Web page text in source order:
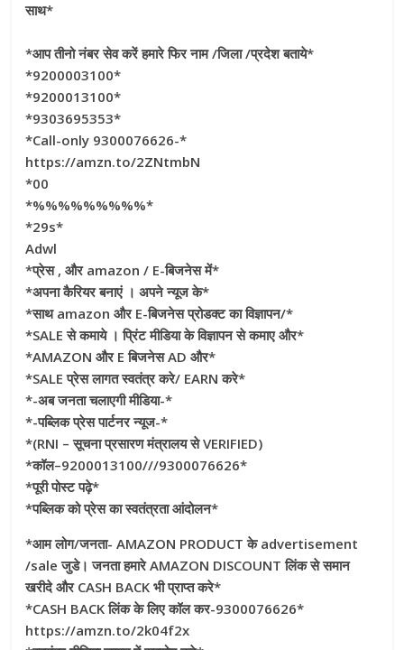
साथ*
*आप तीनो नंबर सेव करें हमारे फिर नाम /जिला /प्रदेश बताये*
*9200003100*
*9200013100*
*9303695353*
*Call-only 9300076626-*
https://amzn.to/2ZNtmbN
*00
*%%%%%%%%%*
*29s*
Adwl
*प्रेस , और amazon / E-बिजनेस में*
*अपना कैरियर बनाएं । अपने न्यूज के*
*साथ amazon और E-बिजनेस प्रोडक्ट का विज्ञापन/*
*SALE से कमाये । प्रिंट मीडिया के विज्ञापन से कमाए और*
*AMAZON और E बिजनेस AD और*
*SALE प्रेस लागत स्वतंत्र करे/ EARN करे*
*-अब जनता चलाएगी मीडिया-*
*-पब्लिक प्रेस पार्टनर न्यूज-*
*(RNI – सूचना प्रसारण मंत्रालय से VERIFIED)
*कॉल–9200013100///9300076626*
*पूरी पोस्ट पढ़े*
*पब्लिक को प्रेस का स्वतंत्रता आंदोलन*
*आम लोग/जनता- AMAZON PRODUCT के advertisement
/sale जुडे। जनता हमारे AMAZON DISCOUNT लिंक से समान
खरीदे और CASH BACK भी प्राप्त करे*
*CASH BACK लिंक के लिए कॉल कर-9300076626*
https://amzn.to/2k04f2x